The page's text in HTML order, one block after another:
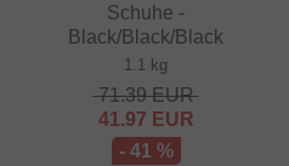
Schuhe -
Black/Black/Black
1.1 kg
71.39EUR
41.97 EUR
- 41 %